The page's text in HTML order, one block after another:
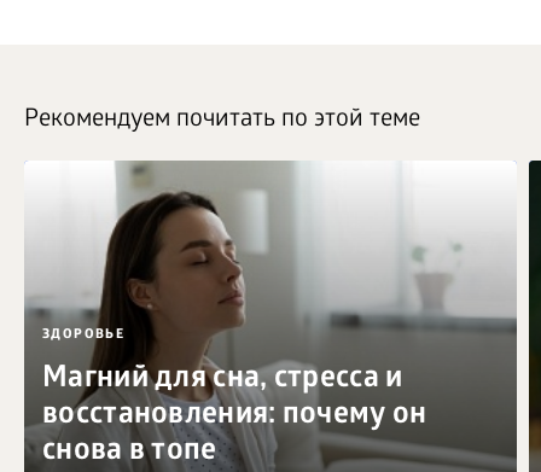
Рекомендуем почитать по этой теме
ЗДОРОВЬЕ
Магний для сна, стресса и
восстановления: почему он
снова в топе